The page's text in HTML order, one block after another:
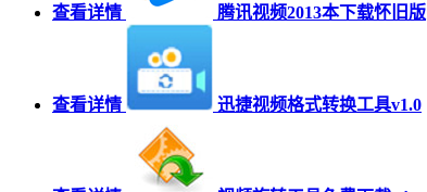
查看详情 腾讯视频2013本下载怀旧版
查看详情 迅捷视频格式转换工具v1.0